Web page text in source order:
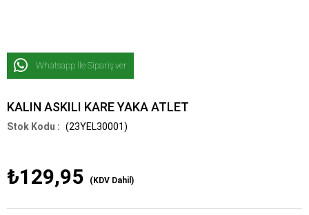
Whatsapp İle Sipariş ver
KALIN ASKILI KARE YAKA ATLET
(23YEL30001)
₺129,95 (KDV Dahil)